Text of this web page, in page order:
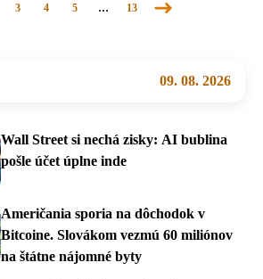
3 4 5 … 13
Nasledujúca
09. 08. 2026
Wall Street si nechá zisky: AI bublina
pošle účet úplne inde
Američania sporia na dôchodok v
Bitcoine. Slovákom vezmú 60 miliónov
na štátne nájomné byty